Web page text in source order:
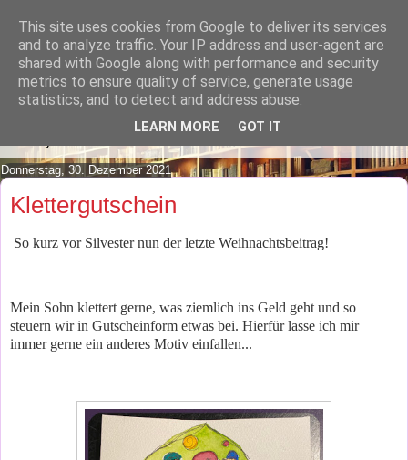
Lilafusselfee lädt Dich in ihr
Wohnzimmer ein.
Mach es Dir doch gemütlich und lies ein wenig über meine
Donnerstag, 30. Dezember 2021
Klettergutschein
So kurz vor Silvester nun der letzte Weihnachtsbeitrag!
Mein Sohn klettert gerne, was ziemlich ins Geld geht und so
steuern wir in Gutscheinform etwas bei. Hierfür lasse ich mir
immer gerne ein anderes Motiv einfallen...
This site uses cookies from Google to deliver its services
and to analyze traffic. Your IP address and user-agent are
shared with Google along with performance and security
metrics to ensure quality of service, generate usage
statistics, and to detect and address abuse.
LEARN MORE GOT IT